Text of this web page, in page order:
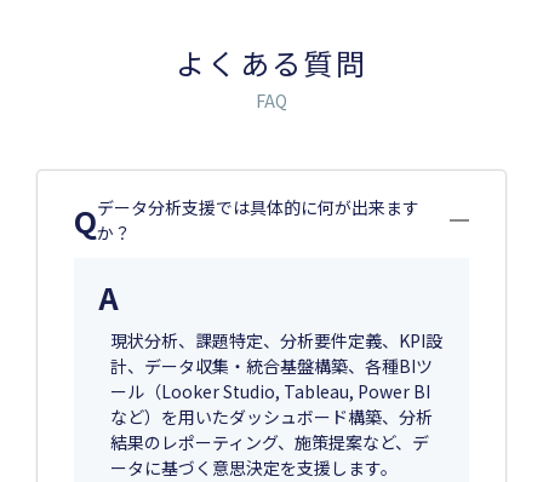
よくある質問
FAQ
Qデータ分析支援では具体的に何が出来ます
か？
A
現状分析、課題特定、分析要件定義、KPI設
計、データ収集・統合基盤構築、各種BIツ
ール（Looker Studio, Tableau, Power BI
など）を用いたダッシュボード構築、分析
結果のレポーティング、施策提案など、デ
ータに基づく意思決定を支援します。